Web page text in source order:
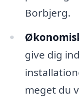
Borbjerg.
give dig
meget du